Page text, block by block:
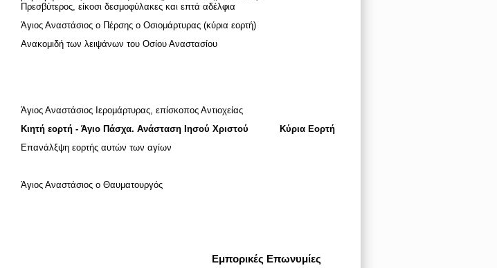
Πρεσβύτερος, είκοσι δεσμοφύλακες και επτά αδέλφια
Άγιος Αναστάσιος ο Πέρσης ο Οσιομάρτυρας (κύρια εορτή)
Ανακομιδή των λειψάνων του Οσίου Αναστασίου
Άγιος Αναστάσιος Ιερομάρτυρας, επίσκοπος Αντιοχείας
Κιητή εορτή - Άγιο Πάσχα. Ανάσταση Ιησού Χριστού
Κύρια Εορτή
Επανάλξψη εορτής αυτών των αγίων
Άγιος Αναστάσιος ο Θαυματουργός
Εμπορικές Επωνυμίες